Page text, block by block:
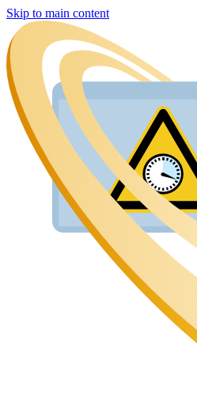
Skip to main content